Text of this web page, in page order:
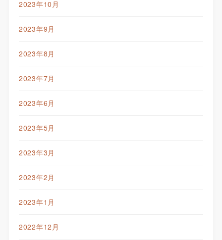
2023年10月
2023年9月
2023年8月
2023年7月
2023年6月
2023年5月
2023年3月
2023年2月
2023年1月
2022年12月